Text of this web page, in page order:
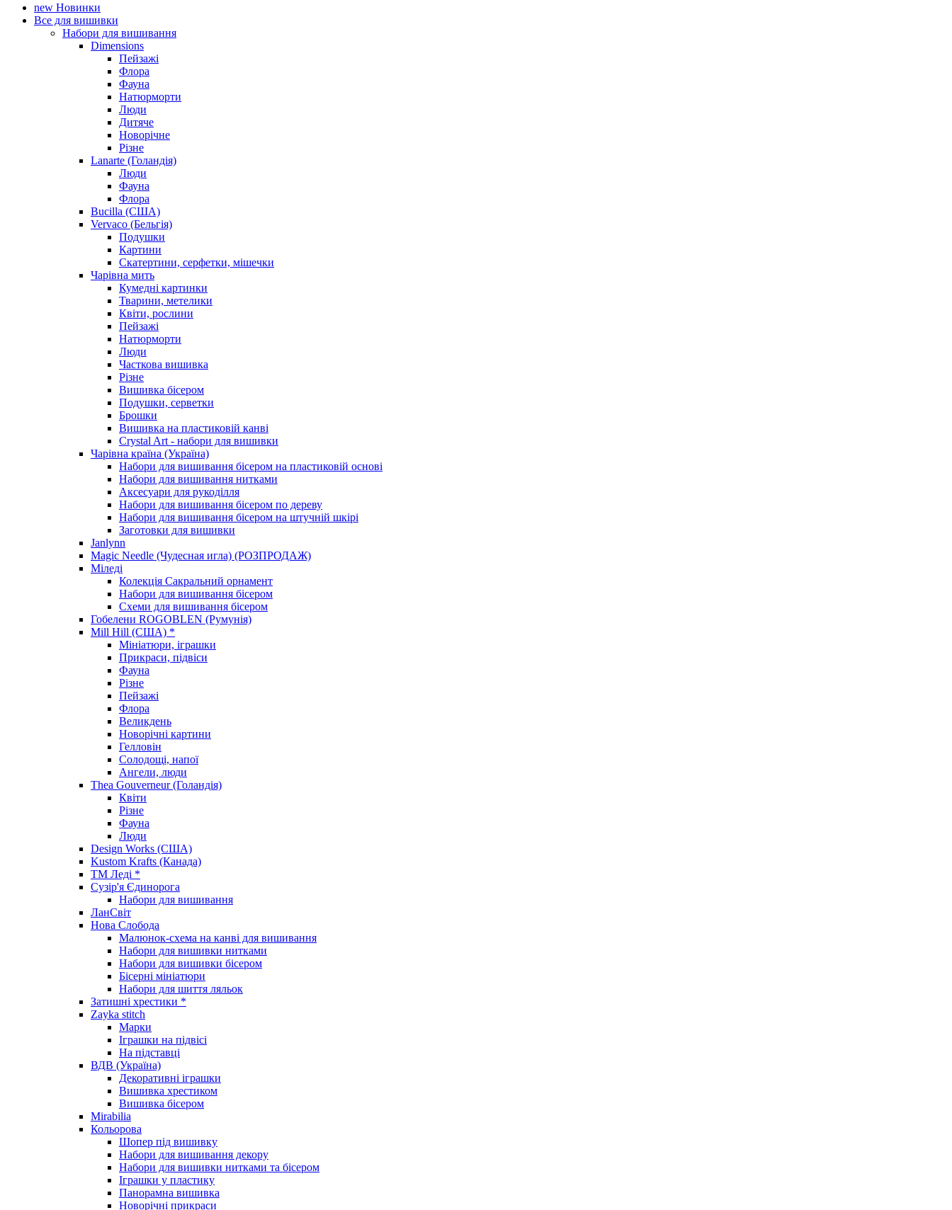
new Новинки
Все для вишивки
Набори для вишивання
Dimensions
Пейзажі
Флора
Фауна
Натюрморти
Люди
Дитяче
Новорічне
Різне
Lanarte (Голандія)
Люди
Фауна
Флора
Bucilla (США)
Vervaco (Бельгія)
Подушки
Картини
Скатертини, серфетки, мішечки
Чарiвна мить
Кумедні картинки
Тварини, метелики
Квіти, рослини
Пейзажі
Натюрморти
Люди
Часткова вишивка
Різне
Вишивка бісером
Подушки, серветки
Брошки
Вишивка на пластиковій канві
Crystal Art - набори для вишивки
Чарівна країна (Україна)
Набори для вишивання бісером на пластиковій основі
Набори для вишивання нитками
Аксесуари для рукоділля
Набори для вишивання бісером по дереву
Набори для вишивання бісером на штучній шкірі
Заготовки для вишивки
Janlynn
Magic Needle (Чудесная игла) (РОЗПРОДАЖ)
Міледі
Колекція Сакральний орнамент
Набори для вишивання бісером
Схеми для вишивання бісером
Гобелени ROGOBLEN (Румунія)
Mill Hill (США) *
Мініатюри, іграшки
Прикраси, підвіси
Фауна
Різне
Пейзажі
Флора
Великдень
Новорічні картини
Гелловін
Солодощі, напої
Ангели, люди
Thea Gouverneur (Голандія)
Квіти
Різне
Фауна
Люди
Design Works (США)
Kustom Krafts (Канада)
ТМ Леді *
Сузір'я Єдинорога
Набори для вишивання
ЛанСвіт
Нова Слобода
Малюнок-схема на канві для вишивання
Набори для вишивки нитками
Набори для вишивки бісером
Бісерні мініатюри
Набори для шиття ляльок
Затишні хрестики *
Zayka stitch
Марки
Іграшки на підвісі
На підставці
ВДВ (Україна)
Декоративні іграшки
Вишивка хрестиком
Вишивка бісером
Mirabilia
Кольорова
Шопер під вишивку
Набори для вишивання декору
Набори для вишивки нитками та бісером
Іграшки у пластику
Панорамна вишивка
Новорічні прикраси